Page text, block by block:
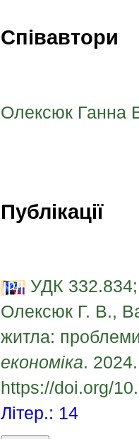
Співавтори
Олексюк Ганна
Публікації
УДК
Олексюк Г. В.,
житла:
економіка.
https://doi.org/
Літер.: 14